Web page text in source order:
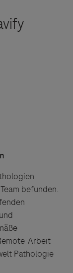
befunden.
Arbeit
Pathologie